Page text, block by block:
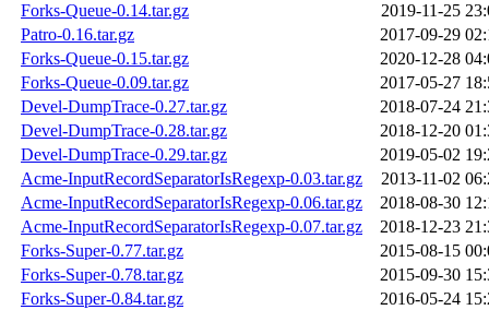
Forks-Queue-0.14.tar.gz
2019-11-25
Patro-0.16.tar.gz
2017-09-29
Forks-Queue-0.15.tar.gz
2020-12-28
Forks-Queue-0.09.tar.gz
2017-05-27
Devel-DumpTrace-0.27.tar.gz
2018-07-24
Devel-DumpTrace-0.28.tar.gz
2018-12-20
Devel-DumpTrace-0.29.tar.gz
2019-05-02
Acme-InputRecordSeparatorIsRegexp-0.03.tar.gz
2013-11-02
Acme-InputRecordSeparatorIsRegexp-0.06.tar.gz
2018-08-30
Acme-InputRecordSeparatorIsRegexp-0.07.tar.gz
2018-12-23
Forks-Super-0.77.tar.gz
2015-08-15
Forks-Super-0.78.tar.gz
2015-09-30
Forks-Super-0.84.tar.gz
2016-05-24